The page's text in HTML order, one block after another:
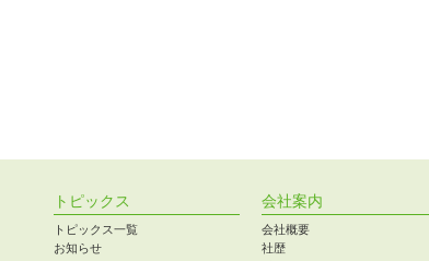
トピックス
トピックス一覧
お知らせ
会社案内
会社概要
社歴